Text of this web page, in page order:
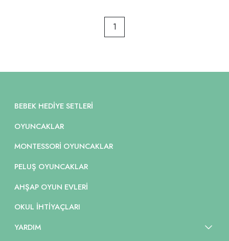
1
BEBEK HEDIYE SETLERI
OYUNCAKLAR
MONTESSORI OYUNCAKLAR
PELUŞ OYUNCAKLAR
AHŞAP OYUN EVLERI
OKUL İHTIYAÇLARI
YARDIM